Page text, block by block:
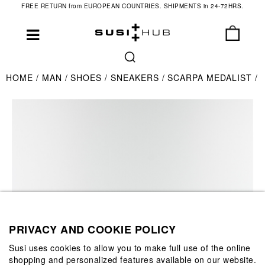
FREE RETURN from EUROPEAN COUNTRIES. SHIPMENTS in 24-72HRS.
HOME MAN SHOES SNEAKERS SCARPA MEDALIST
PRIVACY AND COOKIE POLICY
Susi uses cookies to allow you to make full use of the online
shopping and personalized features available on our website.